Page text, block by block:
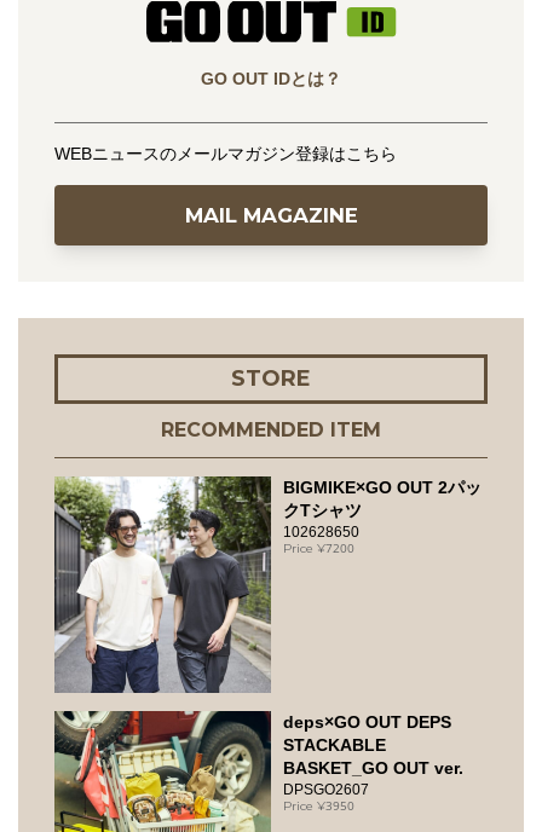
GO OUT IDとは？
WEBニュースのメールマガジン登録はこちら
MAIL MAGAZINE
STORE
RECOMMENDED ITEM
BIGMIKE×GO OUT 2パッ
クTシャツ
102628650
7200
deps×GO OUT DEPS
STACKABLE
BASKET_GO OUT ver.
DPSGO2607
3950